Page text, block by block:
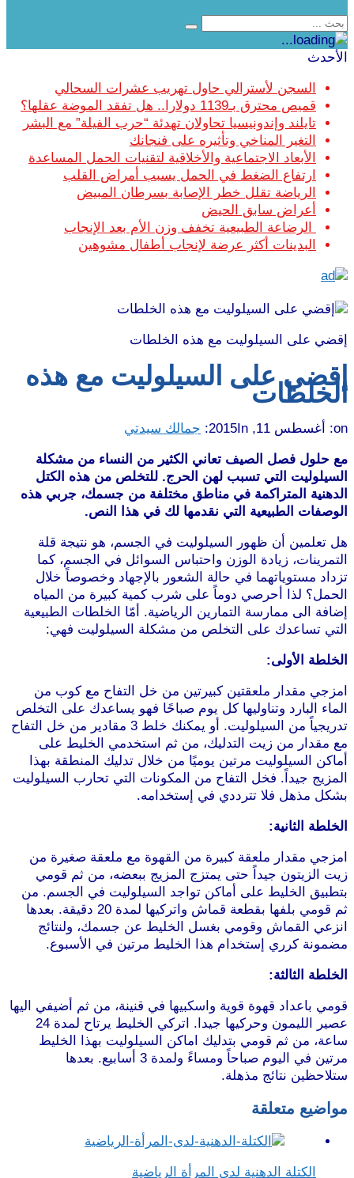
الأحدث
السجن لأسترالي حاول تهريب عشرات السحالي
قميص محترق بـ1139 دولارا.. هل تفقد الموضة عقلها؟
تايلند وإندونيسيا تحاولان تهدئة “حرب الفيلة” مع البشر
التغير المناخي وتأثيره على فنجانك
الأبعاد الاجتماعية والأخلاقية لتقنيات الحمل المساعدة
ارتفاع الضغط في الحمل يسبب أمراض القلب
الرياضة تقلل خطر الإصابة بسرطان المبيض
أعراض سابق الحيض
الرضاعة الطبيعية تخفف وزن الأم بعد الإنجاب
البدينات أكثر عرضة لإنجاب أطفال مشوهين
إقضي على السيلوليت مع هذه الخلطات
إقضي على السيلوليت مع هذه
الخلطات
on: أغسطس 11, 2015 In: جمالك سيدتي
مع حلول فصل الصيف تعاني الكثير من النساء من مشكلة
السيلوليت التي تسبب لهن الحرج. للتخلص من هذه الكتل
الدهنية المتراكمة في مناطق مختلفة من جسمك، جربي هذه
الوصفات الطبيعية التي نقدمها لك في هذا النص.
هل تعلمين أن ظهور السيلوليت في الجسم، هو نتيجة قلة
التمرينات، زيادة الوزن واحتباس السوائل في الجسم، كما
تزداد مستوياتهما في حالة الشعور بالإجهاد وخصوصاً خلال
الحمل؟ لذا أحرصي دوماً على شرب كمية كبيرة من المياه
إضافة الى ممارسة التمارين الرياضية. أمّا الخلطات الطبيعية
التي تساعدك على التخلص من مشكلة السيلوليت فهي:
الخلطة الأولى:
امزجي مقدار ملعقتين كبيرتين من خل التفاح مع كوب من
الماء البارد وتناوليها كل يوم صباحًا فهو يساعدك على التخلص
تدريجياً من السيلوليت. أو يمكنك خلط 3 مقادير من خل التفاح
مع مقدار من زيت التدليك، من ثم استخدمي الخليط على
أماكن السيلوليت مرتين يوميًا من خلال تدليك المنطقة بهذا
المزيج جيداً. فخل التفاح من المكونات التي تحارب السيلوليت
بشكل مذهل فلا تترددي في إستخدامه.
الخلطة الثانية:
امزجي مقدار ملعقة كبيرة من القهوة مع ملعقة صغيرة من
زيت الزيتون جيداً حتى يمتزج المزيج ببعضه، من ثم قومي
بتطبيق الخليط على أماكن تواجد السيلوليت في الجسم. من
ثم قومي بلفها بقطعة قماش واتركيها لمدة 20 دقيقة. بعدها
انزعي القماش وقومي بغسل الخليط عن جسمك، ولنتائج
مضمونة كرري إستخدام هذا الخليط مرتين في الأسبوع.
الخلطة الثالثة:
قومي باعداد قهوة قوية واسكبيها في قنينة، من ثم أضيفي اليها
عصير الليمون وحركيها جيدا. اتركي الخليط يرتاح لمدة 24
ساعة، من ثم قومي بتدليك اماكن السيلوليت بهذا الخليط
مرتين في اليوم صباحاً ومساءً ولمدة 3 أسابيع. بعدها
ستلاحظين نتائج مذهلة.
مواضيع متعلقة
الكتلة الدهنية لدى المرأة الرياضية